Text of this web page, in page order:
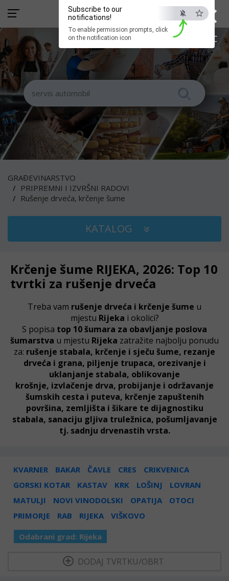
×
ESC
Subscribe to our
notifications!
To enable permission prompts, click
on the notification icon
GRAĐEVINARSTVO
PRIPREMNI I IZVRŠNI RADOVI
Rušenje drveća, krčenje šume
KATALOG
Krčenje šume RIJEKA, 2026: Top 10
tvrtki za rušenje drveća
Treba vam rušenje drveća i krčenje šume u
mjestu Rijeka i okolici?
S popisa top 10 šumara za obavljanje poslova
šumarstva u mjestu Rijeka zatražite najbolju ponudu
za: rušenje stabala, krčenje i sječu šume, rezanje
drveća i grana, piljenje trupaca, orezivanje i
uklanjanje stabala, oblikovanje
krošnje, izvlačenje drva, probijanje i održavanje
šumskih cesta i puteva, krčenje zapuštenih
površina, zemljišta i šikare te dijagnostiku
stabala, sanaciju gljiva truležnica, pošumljavanje
tj. sadnju drvenastih vrsta.
KVARNER BAKAR ČAVLE CRES
CRIKVENICA
GORSKI KOTAR
KASTAV KRK LOŠINJ
LOVRAN
MATULJI
NOVI VINODOLSKI OPATIJA
OTOCI
PRIMORJE
RAB RIJEKA VIŠKOVO
Odabrani grad: Rijeka
DODAJ TVRTKU/OBRT